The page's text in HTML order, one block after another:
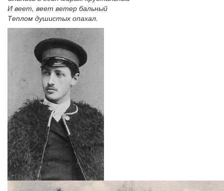
И веет, веет ветер бальный
Теплом душистых опахал.